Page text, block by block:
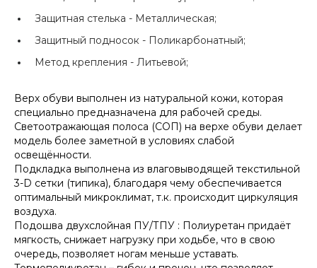
Защитная стелька - Металлическая;
Защитный подносок - Поликарбонатный;
Метод крепления - Литьевой;
Верх обуви выполнен из натуральной кожи, которая
специально предназначена для рабочей среды.
Светоотражающая полоса (СОП) на верхе обуви делает
модель более заметной в условиях слабой
освещённости.
Подкладка выполнена из влаговыводящей текстильной
3-D сетки (типика), благодаря чему обеспечивается
оптимальный микроклимат, т.к. происходит циркуляция
воздуха.
Подошва двухслойная ПУ/ТПУ : Полиуретан придаёт
мягкость, снижает нагрузку при ходьбе, что в свою
очередь, позволяет ногам меньше уставать.